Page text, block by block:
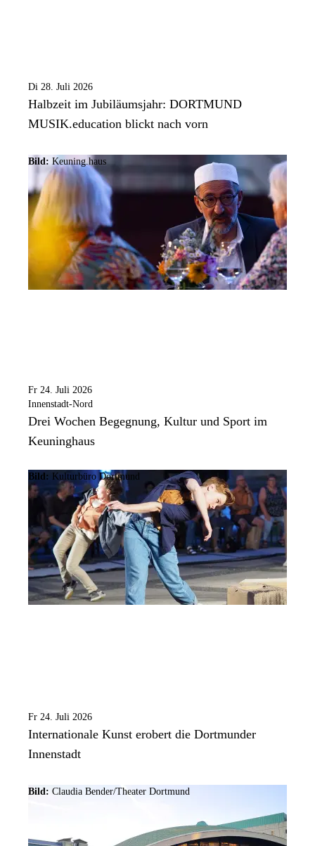
Di 28. Juli 2026
Halbzeit im Jubiläumsjahr: DORTMUND
MUSIK.education blickt nach vorn
Bild: Keuning.haus
Fr 24. Juli 2026
Innenstadt-Nord
Drei Wochen Begegnung, Kultur und Sport im
Keuninghaus
Bild: Kulturbüro Dortmund
Fr 24. Juli 2026
Internationale Kunst erobert die Dortmunder
Innenstadt
Bild: Claudia Bender/Theater Dortmund